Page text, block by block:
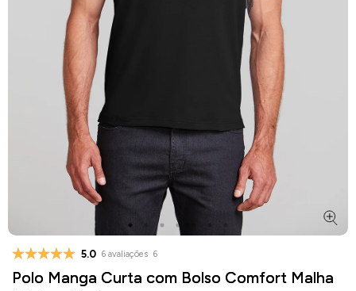
5.0 6 avaliações 6
Polo Manga Curta com Bolso Comfort Malha